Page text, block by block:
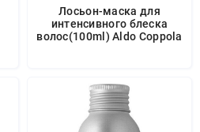
Лосьон-маска для
интенсивного блеска
волос(100ml) Aldo Coppola